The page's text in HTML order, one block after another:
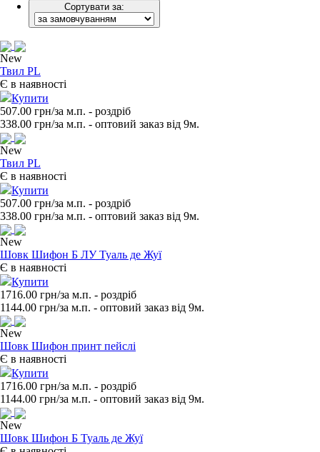
Сортувати за:
New
Твил PL
Є в наявності
Купити
507.00 грн/за м.п. - роздрiб
338.00 грн/за м.п. - оптовий заказ вiд 9м.
New
Твил PL
Є в наявності
Купити
507.00 грн/за м.п. - роздрiб
338.00 грн/за м.п. - оптовий заказ вiд 9м.
New
Шовк Шифон Б ЛУ Туаль де Жуї
Є в наявності
Купити
1716.00 грн/за м.п. - роздрiб
1144.00 грн/за м.п. - оптовий заказ вiд 9м.
New
Шовк Шифон принт пейслі
Є в наявності
Купити
1716.00 грн/за м.п. - роздрiб
1144.00 грн/за м.п. - оптовий заказ вiд 9м.
New
Шовк Шифон Б Туаль де Жуї